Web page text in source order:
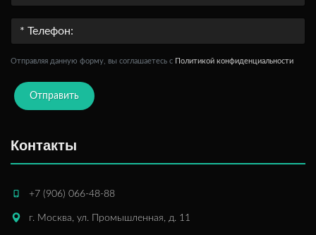
Отправляя данную форму, вы соглашаетесь c Политикой конфиденциальности
Отправить
Контакты
+7 (906) 066-48-88
г. Москва, ул. Промышленная, д. 11